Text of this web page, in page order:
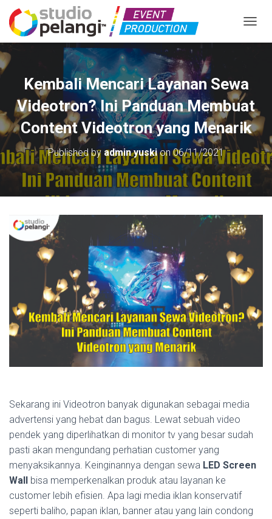
Kembali Mencari Layanan Sewa
Videotron? Ini Panduan Membuat
Content Videotron yang Menarik
Published by admin yuskion06/11/2021
Sekarang ini Videotron banyak digunakan sebagai media
advertensi yang hebat dan bagus. Lewat sebuah video
pendek yang diperlihatkan di monitor tv yang besar sudah
pasti akan mengundang perhatian customer yang
menyaksikannya. Keinginannya dengan sewa LED Screen
Wall
bisa memperkenalkan produk atau layanan ke
customer lebih efisien. Apa lagi media iklan konservatif
seperti baliho, papan iklan, banner atau yang lain condong